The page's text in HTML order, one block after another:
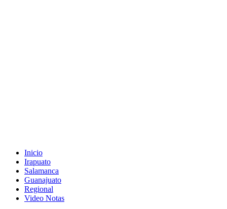
Inicio
Irapuato
Salamanca
Guanajuato
Regional
Video Notas